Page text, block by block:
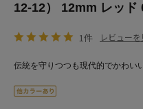
12-12） 12mm レッド
1件 レビューを
伝統を守りつつも現代的でかわい